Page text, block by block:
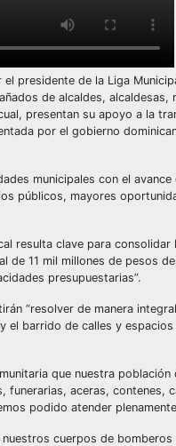
presidente de la Liga
de alcaldes,
presentan su apoyo a la
por el gobierno
municipales con el
públicos, mayores
resulta clave para
11 mil millones de pesos
presupuestarias”.
“resolver de manera
barrido de calles y
que nuestra
funerarias, aceras,
podido atender
cuerpos de